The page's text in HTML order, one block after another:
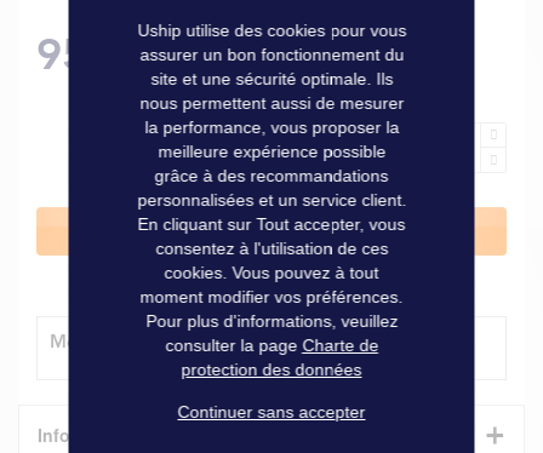
95,00 €
Ajouter au panier
Modes de livraison
Informations techniques +
Uship utilise des cookies pour vous
assurer un bon fonctionnement du
site et une sécurité optimale. Ils
nous permettent aussi de mesurer
la performance, vous proposer la
meilleure expérience possible
grâce à des recommandations
personnalisées et un service client.
En cliquant sur Tout accepter, vous
consentez à l'utilisation de ces
cookies. Vous pouvez à tout
moment modifier vos préférences.
Pour plus d'informations, veuillez
consulter la page Charte de
protection des données
Continuer sans accepter